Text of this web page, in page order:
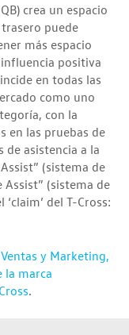
crea un espacio
puede
más espacio
positiva
en todas las
como uno
con la
en las pruebas de
asistencia a la
(sistema de
(sistema de
del T-Cross:
y Marketing,
la marca
.